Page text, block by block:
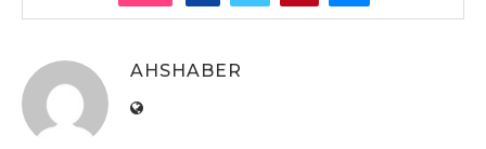
AHSHABER